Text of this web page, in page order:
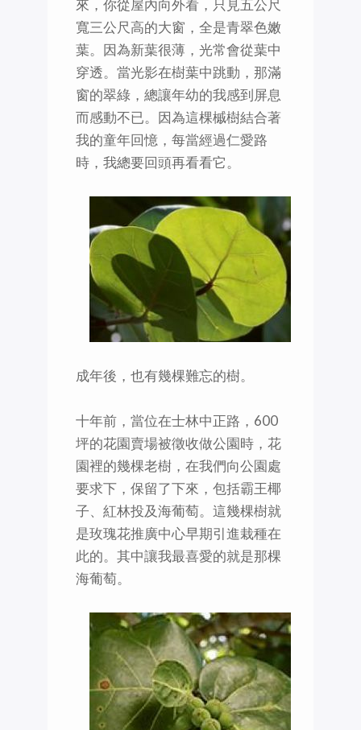
來，你從屋內向外看，只見五公尺
寬三公尺高的大窗，全是青翠色嫩
葉。因為新葉很薄，光常會從葉中
穿透。當光影在樹葉中跳動，那滿
窗的翠綠，總讓年幼的我感到屏息
而感動不已。因為這棵槭樹結合著
我的童年回憶，每當經過仁愛路
時，我總要回頭再看看它。
成年後，也有幾棵難忘的樹。
十年前，當位在士林中正路，600
坪的花園賣場被徵收做公園時，花
園裡的幾棵老樹，在我們向公園處
要求下，保留了下來，包括霸王椰
子、紅林投及海葡萄。這幾棵樹就
是玫瑰花推廣中心早期引進栽種在
此的。其中讓我最喜愛的就是那棵
海葡萄。